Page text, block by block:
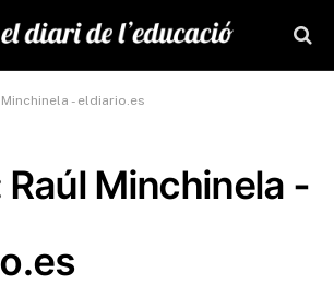
- eldiario.es
Minchinela -